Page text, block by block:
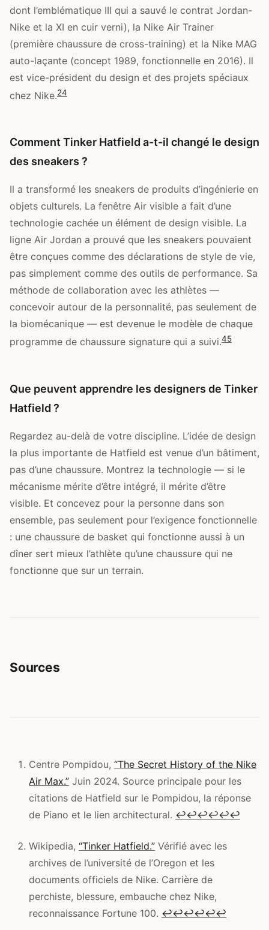
dont l’emblématique III qui a sauvé le contrat Jordan-
Nike et la XI en cuir verni), la Nike Air Trainer
(première chaussure de cross-training) et la Nike MAG
auto-laçante (concept 1989, fonctionnelle en 2016). Il
est vice-président du design et des projets spéciaux
chez Nike.24
Comment Tinker Hatfield a-t-il changé le design
des sneakers ?
Il a transformé les sneakers de produits d’ingénierie en
objets culturels. La fenêtre Air visible a fait d’une
technologie cachée un élément de design visible. La
ligne Air Jordan a prouvé que les sneakers pouvaient
être conçues comme des déclarations de style de vie,
pas simplement comme des outils de performance. Sa
méthode de collaboration avec les athlètes —
concevoir autour de la personnalité, pas seulement de
la biomécanique — est devenue le modèle de chaque
programme de chaussure signature qui a suivi.45
Que peuvent apprendre les designers de Tinker
Hatfield ?
Regardez au-delà de votre discipline. L’idée de design
la plus importante de Hatfield est venue d’un bâtiment,
pas d’une chaussure. Montrez la technologie — si le
mécanisme mérite d’être intégré, il mérite d’être
visible. Et concevez pour la personne dans son
ensemble, pas seulement pour l’exigence fonctionnelle
: une chaussure de basket qui fonctionne aussi à un
dîner sert mieux l’athlète qu’une chaussure qui ne
fonctionne que sur un terrain.
Sources
Centre Pompidou, “The Secret History of the Nike
Air Max.” Juin 2024. Source principale pour les
citations de Hatfield sur le Pompidou, la réponse
de Piano et le lien architectural. ↩↩↩↩↩↩
Wikipedia, “Tinker Hatfield.” Vérifié avec les
archives de l’université de l’Oregon et les
documents officiels de Nike. Carrière de
perchiste, blessure, embauche chez Nike,
reconnaissance Fortune 100. ↩↩↩↩↩↩